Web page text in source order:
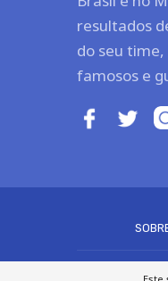
resultados
do seu
famosos e